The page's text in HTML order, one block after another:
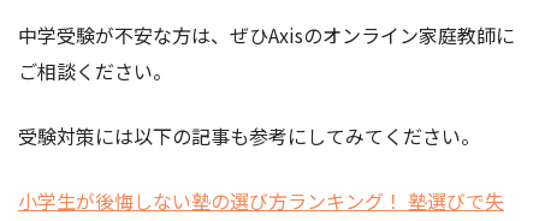
中学受験が不安な方は、ぜひAxisのオンライン家庭教師に
ご相談ください。
受験対策には以下の記事も参考にしてみてください。
小学生が後悔しない塾の選び方ランキング！ 塾選びで失